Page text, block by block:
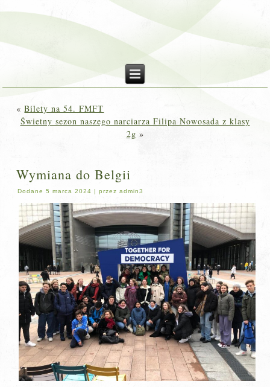
«Bilety na 54. FMFT
Świetny sezon naszego narciarza Filipa Nowosada z klasy
2g »
Wymiana do Belgii
Dodane 5 marca 2024 |przez admin3